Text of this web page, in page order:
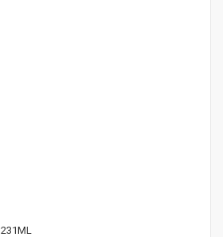
231ML